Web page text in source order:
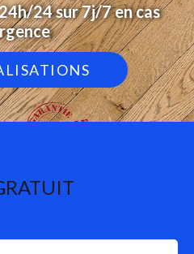
24 sur 7j/7 en cas